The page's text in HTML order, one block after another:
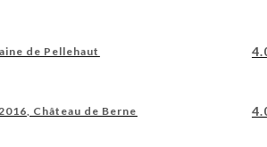
de Pellehaut
Château de Berne